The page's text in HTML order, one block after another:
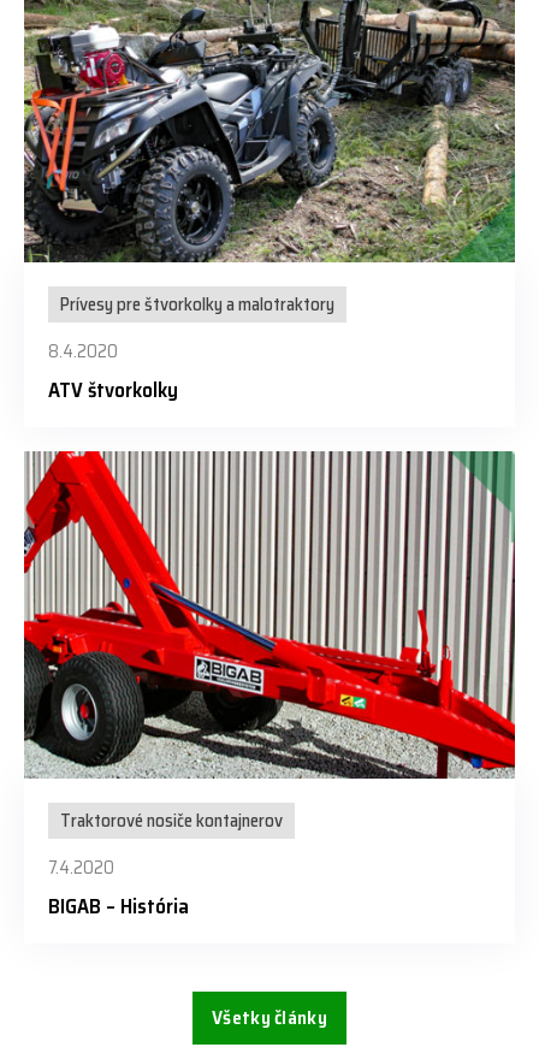
Prívesy pre štvorkolky a malotraktory
8.4.2020
ATV štvorkolky
Traktorové nosiče kontajnerov
7.4.2020
BIGAB – História
Všetky články